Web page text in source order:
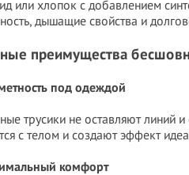
или хлопок с добавлением
дышащие свойства и
преимущества
под одеждой
трусики не оставляют линий
с телом и создают эффект
комфорт